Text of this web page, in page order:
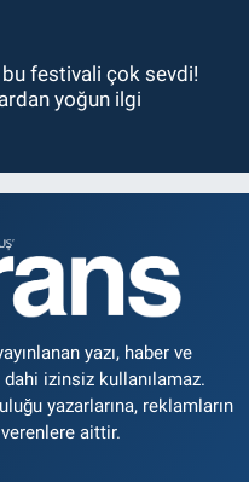
festivali çok sevdi!
yoğun ilgi
yazı, haber ve
izinsiz kullanılamaz.
yazarlarına, reklamların
aittir.